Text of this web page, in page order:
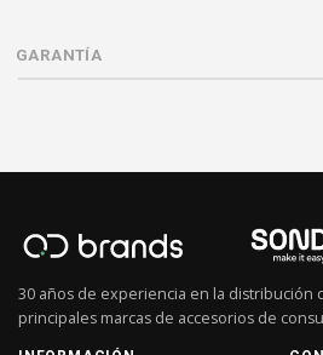
GARANTÍA
30 años de experiencia en la distribución
principales marcas de accesorios de